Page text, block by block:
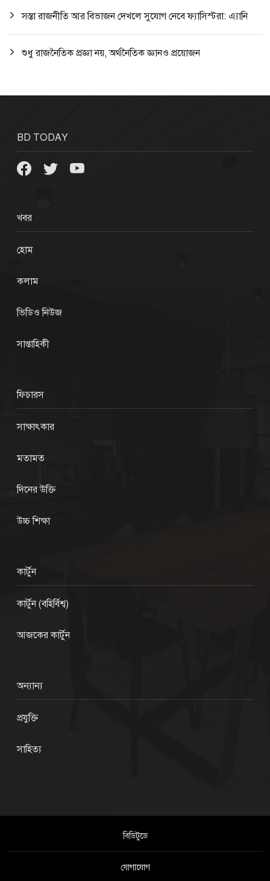
সস্তা রাজনীতি আর বিভাজন দেখলে সুযোগ নেবে ফ্যাসিস্টরা: এ্যানি
শুধু রাজনৈতিক প্রজ্ঞা নয়, অর্থনৈতিক জ্ঞানও প্রয়োজন
BD TODAY
খবর
হোম
কলাম
ভিডিও নিউজ
সাপ্তাহিকী
ফিচারস
সাক্ষাৎকার
মতামত
দিনের উক্তি
উচ্চ শিক্ষা
কার্টুন
কার্টুন (বহির্বিশ্ব)
আজকের কার্টুন
অন্যান্য
প্রযুক্তি
সাহিত্য
বিডিটুডে
যোগাযোগ